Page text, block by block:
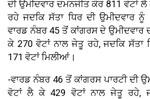
ਦੀ ਉਮੀਦਵਾਰ ਦਮਨਜੀਤ ਕੌਰ 811 ਵੋਟਾਂ
ਰਹੇ ਜਦਕਿ ਸੱਤਾ ਧਿਰ ਦੀ ਉਮੀਦਵਾਰ ਨੂੰ
ਵਾਰਡ ਨੰਬਰ 45 ਤੋਂ ਕਾਂਗਰਸ ਦੇ ਉਮੀਦਵਾਰ
ਕੇ 270 ਵੋਟਾਂ ਨਾਲ ਜੇਤੂ ਰਹੇ, ਜਦਕਿ ਸੱਤਾ
171 ਵੋਟਾਂ ਮਿਲੀਆਂ।
-ਵਾਰਡ ਨੰਬਰ 46 ਤੋਂ ਕਾਂਗਰਸ ਪਾਰਟੀ ਦੀ
ਵੋਟਾਂ ਲੈ ਕੇ 429 ਵੋਟਾਂ ਨਾਲ ਜੇਤੂ ਰਹੇ,